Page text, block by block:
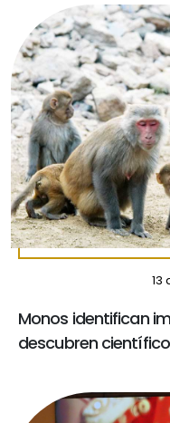
13
Monos identifican
descubren